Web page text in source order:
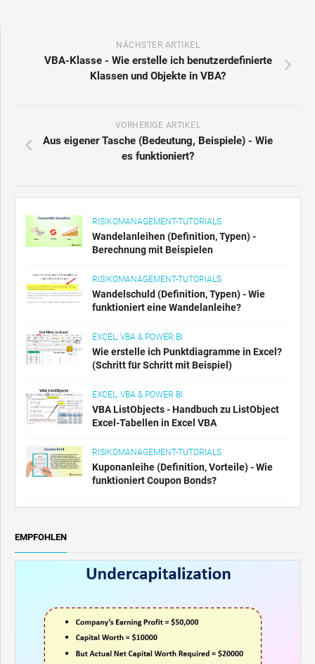
NÄCHSTER ARTIKEL
VBA-Klasse - Wie erstelle ich benutzerdefinierte
Klassen und Objekte in VBA?
VORHERIGE ARTIKEL
Aus eigener Tasche (Bedeutung, Beispiele) - Wie
es funktioniert?
RISIKOMANAGEMENT-TUTORIALS
Wandelanleihen (Definition, Typen) -
Berechnung mit Beispielen
RISIKOMANAGEMENT-TUTORIALS
Wandelschuld (Definition, Typen) - Wie
funktioniert eine Wandelanleihe?
EXCEL, VBA & POWER BI
Wie erstelle ich Punktdiagramme in Excel?
(Schritt für Schritt mit Beispiel)
EXCEL, VBA & POWER BI
VBA ListObjects - Handbuch zu ListObject
Excel-Tabellen in Excel VBA
RISIKOMANAGEMENT-TUTORIALS
Kuponanleihe (Definition, Vorteile) - Wie
funktioniert Coupon Bonds?
EMPFOHLEN